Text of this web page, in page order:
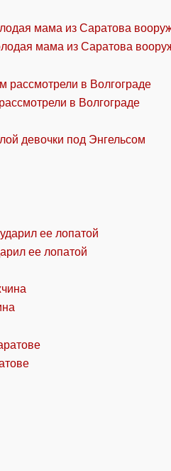
мама из Саратова
в Волгограде
девочки под Энгельсом
ее лопатой